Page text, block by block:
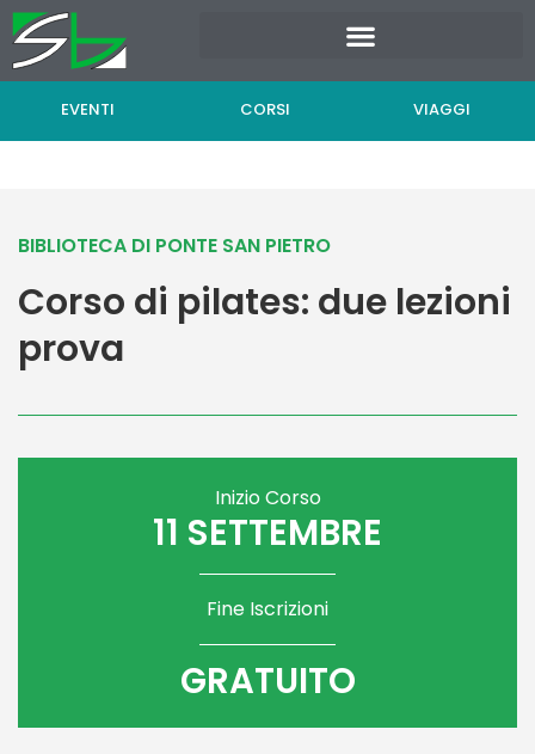
Vai
al
contenuto
EVENTI CORSI VIAGGI
BIBLIOTECA DI PONTE SAN PIETRO
Corso di pilates: due lezioni
prova
Inizio Corso
11 SETTEMBRE
Fine Iscrizioni
GRATUITO